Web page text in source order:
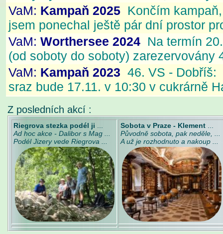
Z posledních akcí :
Riegrova stezka podél ji
Ad hoc akce - Dalibor s Mag ...
Podél Jizery vede Riegrova ...
Sobota v Praze - Klement
Původně sobota, pak neděle, ...
A už je rozhodnuto a nakoup ...